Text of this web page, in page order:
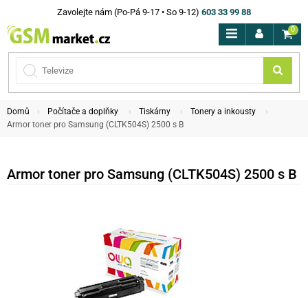
Zavolejte nám (Po-Pá 9-17 • So 9-12) 603 33 99 88
0
Domů Počítače a doplňky Tiskárny
Tonery a inkousty
Armor toner pro Samsung (CLTK504S) 2500 s B
Armor toner pro Samsung (CLTK504S) 2500 s B